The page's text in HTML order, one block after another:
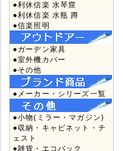
●利休信楽 水琴窟
●利休信楽 水瓶 蹲
●信楽照明
●ガーデン家具
●室外機カバー
●その他
●メーカー・シリーズ一覧
●小物(ミラー・マガジン)
●収納・キャビネット・チ
ェスト
●雑貨・エコバック